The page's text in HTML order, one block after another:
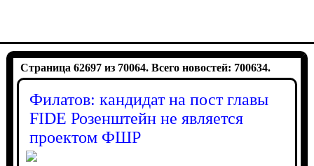
Страница 62697 из 70064. Всего новостей: 700634.
Филатов: кандидат на пост главы
FIDE Розенштейн не является
проектом ФШР